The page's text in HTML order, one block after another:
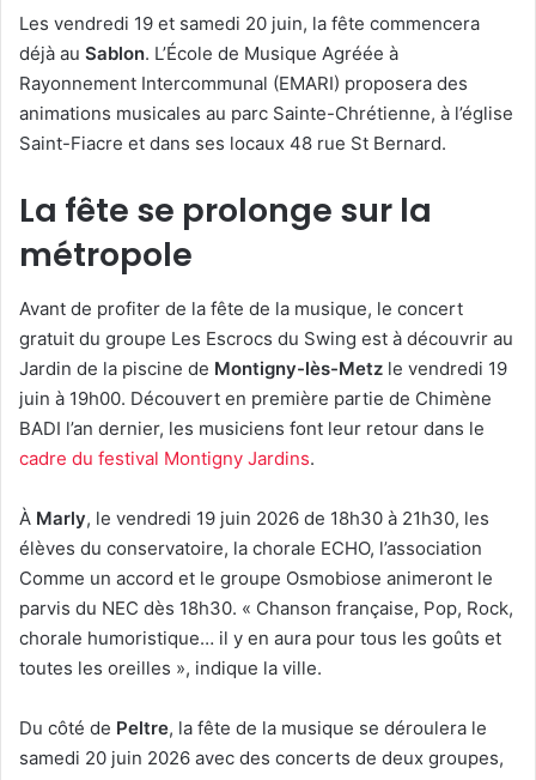
Les vendredi 19 et samedi 20 juin, la fête commencera
déjà au Sablon. L’École de Musique Agréée à
Rayonnement Intercommunal (EMARI) proposera des
animations musicales au parc Sainte-Chrétienne, à l’église
Saint-Fiacre et dans ses locaux 48 rue St Bernard.
La fête se prolonge sur la
métropole
Avant de profiter de la fête de la musique, le concert
gratuit du groupe Les Escrocs du Swing est à découvrir au
Jardin de la piscine de Montigny-lès-Metz le vendredi 19
juin à 19h00. Découvert en première partie de Chimène
BADI l’an dernier, les musiciens font leur retour dans le
cadre du festival Montigny Jardins.
À Marly, le vendredi 19 juin 2026 de 18h30 à 21h30, les
élèves du conservatoire, la chorale ECHO, l’association
Comme un accord et le groupe Osmobiose animeront le
parvis du NEC dès 18h30. « Chanson française, Pop, Rock,
chorale humoristique… il y en aura pour tous les goûts et
toutes les oreilles », indique la ville.
Du côté de Peltre, la fête de la musique se déroulera le
samedi 20 juin 2026 avec des concerts de deux groupes,